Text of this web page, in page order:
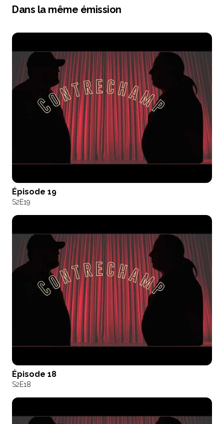
Dans la même émission
Épisode 19
S2E19
Épisode 18
S2E18